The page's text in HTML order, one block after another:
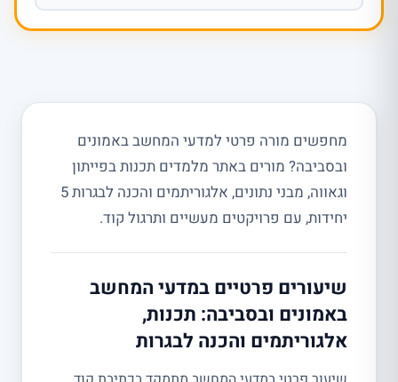
מחפשים מורה פרטי למדעי המחשב באמונים
ובסביבה? מורים באתר מלמדים תכנות בפייתון
וגאווה, מבני נתונים, אלגוריתמים והכנה לבגרות 5
יחידות, עם פרויקטים מעשיים ותרגול קוד.
שיעורים פרטיים במדעי המחשב
באמונים ובסביבה: תכנות,
אלגוריתמים והכנה לבגרות